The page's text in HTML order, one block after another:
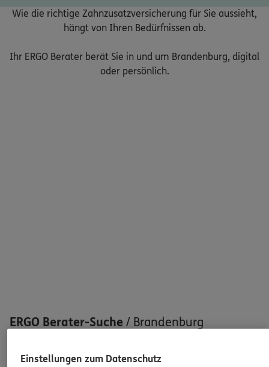
Wie die richtige Zahnzusatzversicherung für Sie aussieht,
hängt von Ihren Bedürfnissen ab.
Ihr ERGO Berater berät Sie in und um Brandenburg, digital
oder persönlich.
ERGO Berater-Suche / Brandenburg
100 ERGO Berater in Ihrer Nähe gefunden
Einstellungen zum Datenschutz